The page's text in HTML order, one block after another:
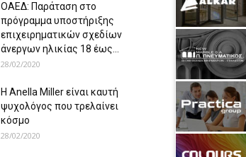
ΟΑΕΔ: Παράταση στο
πρόγραμμα υποστήριξης
επιχειρηματικών σχεδίων
άνεργων ηλικίας 18 έως...
28/02/2020
Η Anella Miller είναι καυτή
ψυχολόγος που τρελαίνει
κόσμο
28/02/2020